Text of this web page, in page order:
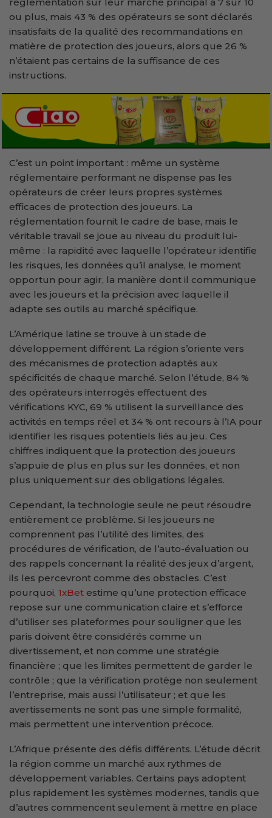
ou plus, mais 43 % des opérateurs se sont déclarés
insatisfaits de la qualité des recommandations en
matière de protection des joueurs, alors que 26 %
n’étaient pas certains de la suffisance de ces
instructions.
C’est un point important : même un système
réglementaire performant ne dispense pas les
opérateurs de créer leurs propres systèmes
efficaces de protection des joueurs. La
réglementation fournit le cadre de base, mais le
véritable travail se joue au niveau du produit lui-
même : la rapidité avec laquelle l’opérateur identifie
les risques, les données qu’il analyse, le moment
opportun pour agir, la manière dont il communique
avec les joueurs et la précision avec laquelle il
adapte ses outils au marché spécifique.
L’Amérique latine se trouve à un stade de
développement différent. La région s’oriente vers
des mécanismes de protection adaptés aux
spécificités de chaque marché. Selon l’étude, 84 %
des opérateurs interrogés effectuent des
vérifications KYC, 69 % utilisent la surveillance des
activités en temps réel et 34 % ont recours à l’IA pour
identifier les risques potentiels liés au jeu. Ces
chiffres indiquent que la protection des joueurs
s’appuie de plus en plus sur les données, et non
plus uniquement sur des obligations légales.
Cependant, la technologie seule ne peut résoudre
entièrement ce problème. Si les joueurs ne
comprennent pas l’utilité des limites, des
procédures de vérification, de l’auto-évaluation ou
des rappels concernant la réalité des jeux d’argent,
ils les percevront comme des obstacles. C’est
pourquoi, 1xBet estime qu’une protection efficace
repose sur une communication claire et s’efforce
d’utiliser ses plateformes pour souligner que les
paris doivent être considérés comme un
divertissement, et non comme une stratégie
financière ; que les limites permettent de garder le
contrôle ; que la vérification protège non seulement
l’entreprise, mais aussi l’utilisateur ; et que les
avertissements ne sont pas une simple formalité,
mais permettent une intervention précoce.
L’Afrique présente des défis différents. L’étude décrit
la région comme un marché aux rythmes de
développement variables. Certains pays adoptent
plus rapidement les systèmes modernes, tandis que
d’autres commencent seulement à mettre en place